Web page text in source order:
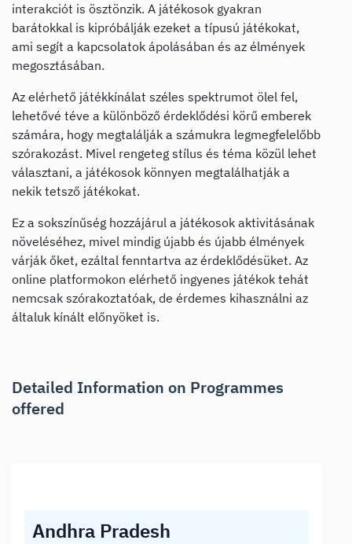
interakciót is ösztönzik. A játékosok gyakran
barátokkal is kipróbálják ezeket a típusú játékokat,
ami segít a kapcsolatok ápolásában és az élmények
megosztásában.
Az elérhető játékkínálat széles spektrumot ölel fel,
lehetővé téve a különböző érdeklődési körű emberek
számára, hogy megtalálják a számukra legmegfelelőbb
szórakozást. Mivel rengeteg stílus és téma közül lehet
választani, a játékosok könnyen megtalálhatják a
nekik tetsző játékokat.
Ez a sokszínűség hozzájárul a játékosok aktivitásának
növeléséhez, mivel mindig újabb és újabb élmények
várják őket, ezáltal fenntartva az érdeklődésüket. Az
online platformokon elérhető ingyenes játékok tehát
nemcsak szórakoztatóak, de érdemes kihasználni az
általuk kínált előnyöket is.
Detailed Information on Programmes
offered
Andhra Pradesh